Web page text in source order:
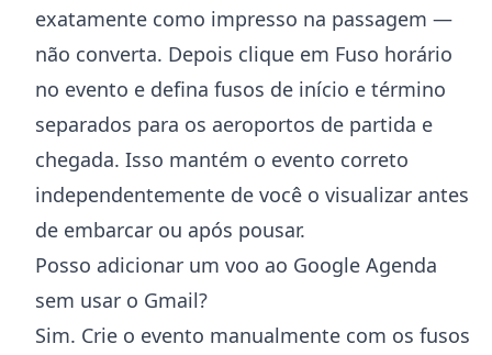
exatamente como impresso na passagem —
não converta. Depois clique em Fuso horário
no evento e defina fusos de início e término
separados para os aeroportos de partida e
chegada. Isso mantém o evento correto
independentemente de você o visualizar antes
de embarcar ou após pousar.
Posso adicionar um voo ao Google Agenda
sem usar o Gmail?
Sim. Crie o evento manualmente com os fusos